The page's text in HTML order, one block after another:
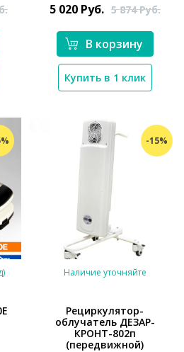
5 020 Руб. 5 874Руб.
В корзину
Купить в 1 клик
-15%
*}
Наличие уточняйте
Рециркулятор-
облучатель ДЕЗАР-
КРОНТ-802п
(передвижной)